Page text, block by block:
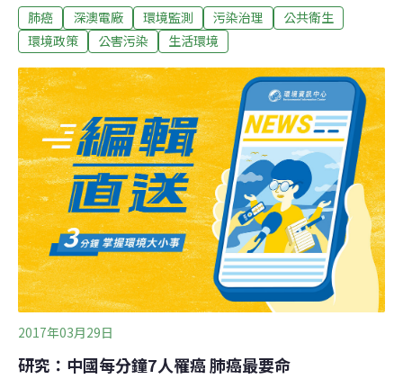
年在推動肝病篩檢的肝病基金會董事長許金川說，國內確
實到了該思考全面篩檢肺癌的階段了。張善政建議政府應
解空污和民眾健康的關連性。如此一來，六輕、深澳等燃
媒電廠及汰換舊車等決策爭議也能有定論。過去難以早期
發現肺癌，如今有工具，可早期篩檢出肺癌容易治療且預
後好，對健保更是省下長期的大錢。
肺癌 深澳電廠 環境監測 污染治理
公共衛生
環境政策
公害污染 生活環境
2017年03月29日
研究：中國每分鐘7人罹癌 肺癌最要命